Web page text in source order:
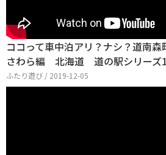
ココって車中泊アリ？ナシ？道南森
さわら編 北海道 道の駅シリーズ
ふたり遊び / 2019-12-05